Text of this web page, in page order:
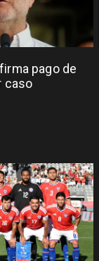
pago de
caso